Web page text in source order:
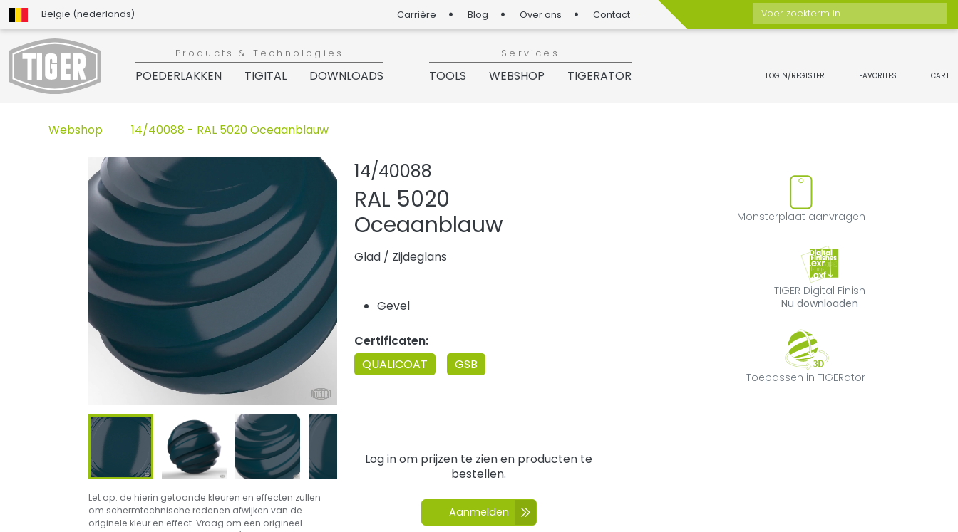
België (nederlands) Carrière Blog Over ons Contact
Voer zoekterm in
Products & Technologies
POEDERLAKKEN TIGITAL DOWNLOADS
Services
TOOLS WEBSHOP TIGERATOR LOGIN/REGISTER FAVORITES CART
Webshop 14/40088 - RAL 5020 Oceaanblauw
Let op: de hierin getoonde kleuren en effecten zullen
om schermtechnische redenen afwijken van de
originele kleur en effect. Vraag om een origineel
14/40088
Product aan favorieten toevoegen of
RAL 5020
Oceaanblauw
Glad / Zijdeglans
Gevel
Certificaten:
QUALICOAT
GSB
Monsterplaat aanvragen
TIGER Digital Finish
Nu downloaden
Toepassen in TIGERator
Log in om prijzen te zien en producten te
bestellen.
Aanmelden